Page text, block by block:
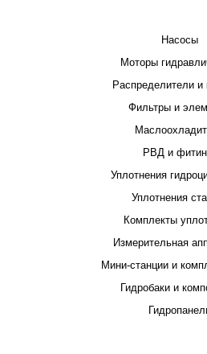
Насосы
Моторы
Распределители и
Фильтры и
РВД и
Уплотнения
Уплотнения
Комплекты
Измерительная
Мини-станции и
Гидробаки и